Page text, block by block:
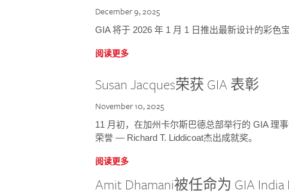
December 9, 2025
GIA 将于 2026 年 1 月 1 日推出最新设计的彩色
阅读更多
Susan Jacques荣获 GIA 表彰
November 10, 2025
11 月初，在加州卡尔斯巴德总部举行的 GIA 理
荣誉 — Richard T. Liddicoat杰出成就奖。
阅读更多
Amit Dhamani被任命为 GIA